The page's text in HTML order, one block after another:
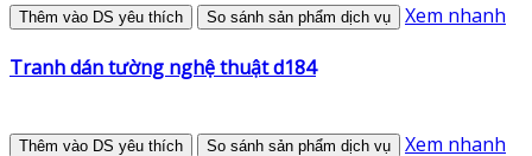
Thêm vào DS yêu thích So sánh sản phẩm dịch vụ Xem nhanh
Tranh dán tường nghệ thuật d184
Thêm vào DS yêu thích So sánh sản phẩm dịch vụ Xem nhanh